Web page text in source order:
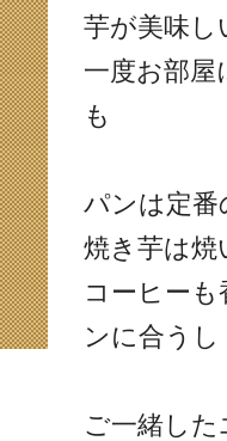
芋が美味
一度お部
も
パンは定
焼き芋は
コーヒー
ンに合うし
ご一緒し